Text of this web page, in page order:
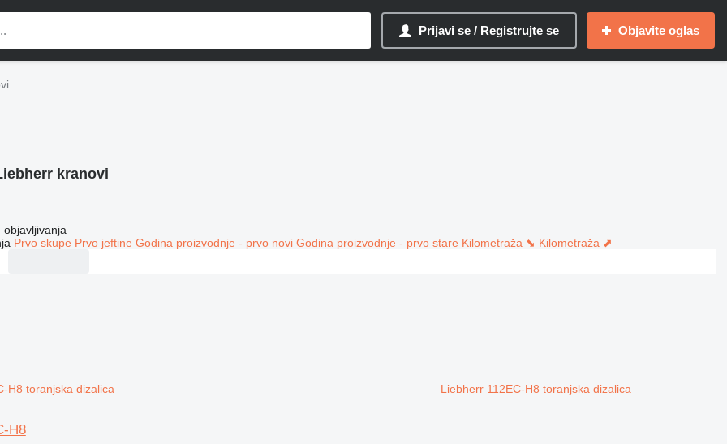
Prijavi se / Registrujte se Objavite oglas
kranovi
objavljivanja
Prvo skupe Prvo jeftine Godina proizvodnje - prvo novi Godina proizvodnje - prvo stare Kilometraža ⬊ Kilometraža ⬈
Liebherr 112EC-H8 toranjska dizalica
H8